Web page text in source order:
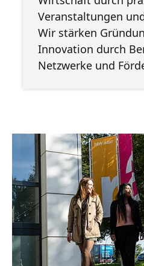
Veranstaltungen
Wir stärken
Innovation durch
Netzwerke und